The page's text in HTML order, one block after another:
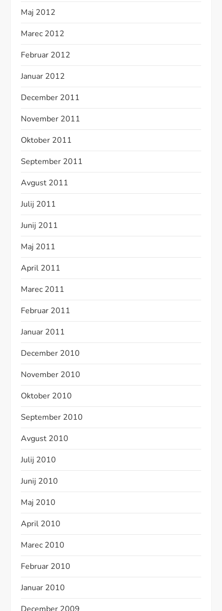
Maj 2012
Marec 2012
Februar 2012
Januar 2012
December 2011
November 2011
Oktober 2011
September 2011
Avgust 2011
Julij 2011
Junij 2011
Maj 2011
April 2011
Marec 2011
Februar 2011
Januar 2011
December 2010
November 2010
Oktober 2010
September 2010
Avgust 2010
Julij 2010
Junij 2010
Maj 2010
April 2010
Marec 2010
Februar 2010
Januar 2010